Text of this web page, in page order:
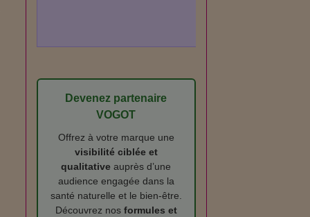
Devenez partenaire
VOGOT
Offrez à votre marque une
visibilité ciblée et
qualitative auprès d’une
audience engagée dans la
santé naturelle et le bien‑être.
Découvrez nos formules et